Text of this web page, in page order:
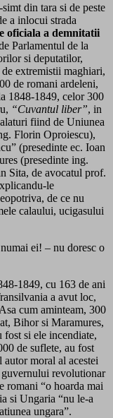
din tara si de peste
a inlocui strada
oficiala a demnitatii
Parlamentul de la
si deputatilor,
extremistii maghiari,
de romani ardeleni,
1848-1849, celor 300
“Cuvantul liber”, in
fiind de Uniunea
Florin Oproiescu),
(presedinte ec. Ioan
(presedinte ing.
Sita, de avocatul prof.
le
de ce nu
calaului, ucigasului
ei! – nu doresc o
1849, cu 163 de ani
a avut loc,
cum aminteam, 300
Bihor si Maramures,
fost si ele incendiate,
de suflete, au fost
moral al acestei
revolutionar
romani “o hoarda mai
si Ungaria “nu le-a
ungara”.